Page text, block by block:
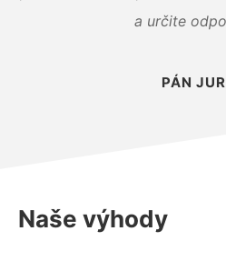
a určite
PÁN
Naše výhody